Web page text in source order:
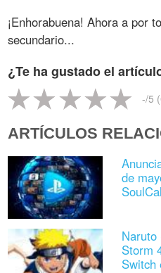
¡Enhorabuena! Ahora a por
secundario...
¿Te ha gustado el
-/5 (
ARTÍCULOS
de
Naruto
Storm
Switch